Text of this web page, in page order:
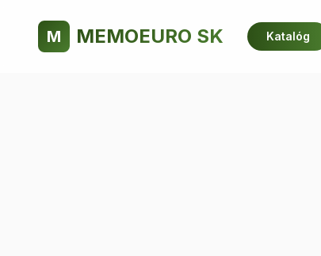
M MEMOEURO SK Katalóg